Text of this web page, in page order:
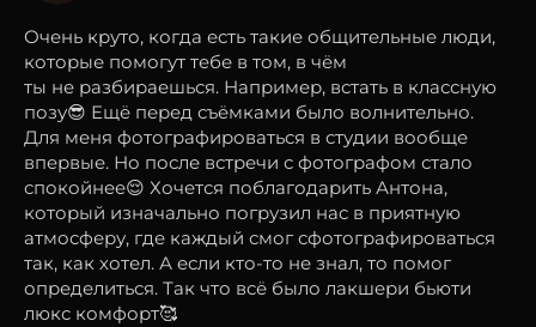
Очень круто, когда есть такие общительные люди,
которые помогут тебе в том, в чём
ты не разбираешься. Например, встать в классную
позу😎 Ещё перед съёмками было волнительно.
Для меня фотографироваться в студии вообще
впервые. Но после встречи с фотографом стало
спокойнее😌 Хочется поблагодарить Антона,
который изначально погрузил нас в приятную
атмосферу, где каждый смог сфотографироваться
так, как хотел. А если кто-то не знал, то помог
определиться. Так что всё было лакшери бьюти
люкс комфорт🥰